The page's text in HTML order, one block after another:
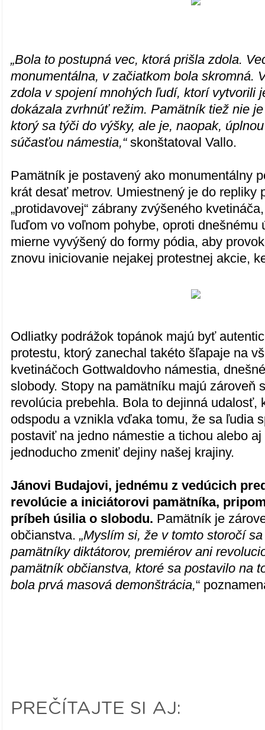
„Bola to postupná vec, ktorá prišla zdola.
monumentálna, v začiatkom bola skromná.
zdola v spojení mnohých ľudí, ktorí vytvorili
dokázala zvrhnúť režim. Pamätník tiež nie
ktorý sa týči do výšky, ale je, naopak,
súčasťou námestia,“skonštatoval Vallo.
Pamätník je postavený ako monumentálny
krát desať metrov. Umiestnený je do repliky
„protidavovej“ zábrany zvýšeného
ľuďom vo voľnom pohybe, oproti dnešnému
mierne vyvýšený do formy pódia, aby
znovu iniciovanie nejakej protestnej akcie,
Odliatky podrážok topánok majú byť
protestu, ktorý zanechal takéto šľapaje na
kvetináčoch Gottwaldovho námestia,
slobody. Stopy na pamätníku majú zároveň
revolúcia prebehla. Bola to dejinná udalosť,
odspodu a vznikla vďaka tomu, že sa ľudia
postaviť na jedno námestie a tichou alebo
jednoducho zmeniť dejiny našej krajiny.
Jánovi Budajovi, jednému z vedúcich
revolúcie a iniciátorovi pamätníka,
príbeh úsilia o slobodu. Pamätník je
občianstva. „Myslím si, že v tomto storočí
pamätníky diktátorov, premiérov ani
pamätník občianstva, ktoré sa postavilo na
bola prvá masová demonštrácia,“
PREČÍTAJTE SI AJ: